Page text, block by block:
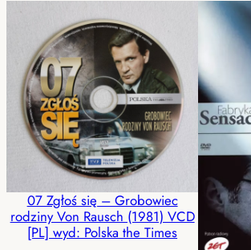
07 Zgłoś się – Grobowiec
rodziny Von Rausch (1981) VCD
[PL] wyd: Polska the Times